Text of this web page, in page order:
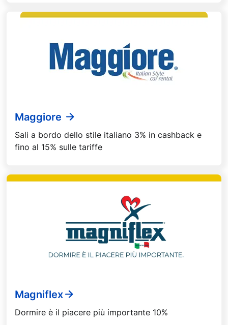
Maggiore
Sali a bordo dello stile italiano 3% in cashback e
fino al 15% sulle tariffe
Magniflex
Dormire è il piacere più importante 10%